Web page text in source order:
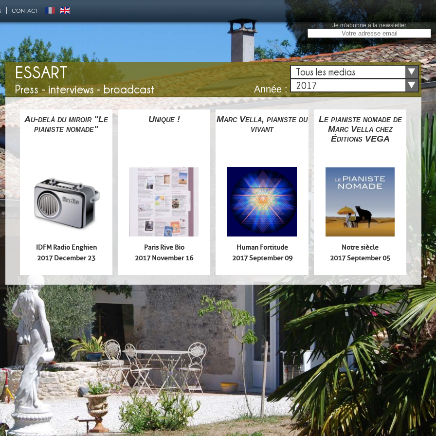
ESSART
Press - interviews - broadcast
Tous les medias
Année : 2017
Au-delà du miroir "Le
pianiste nomade"
IDFM Radio Enghien
2017 December 23
Unique !
Paris Rive Bio
2017 November 16
Marc Vella, pianiste du
vivant
Human Fortitude
2017 September 09
Le pianiste nomade de
Marc Vella chez
Éditions VEGA
Notre siècle
2017 September 05
La
CONTACT
Je m'abonne à la newsletter